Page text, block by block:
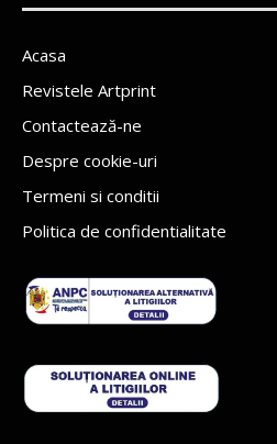
Acasa
Revistele Artprint
Contactează-ne
Despre cookie-uri
Termeni si conditii
Politica de confidentialitate